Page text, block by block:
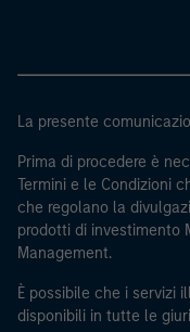
La presente
Prima di procedere è
Termini e le Condizioni
che regolano la
prodotti di investimento
Management.
È possibile che i servizi
disponibili in tutte le